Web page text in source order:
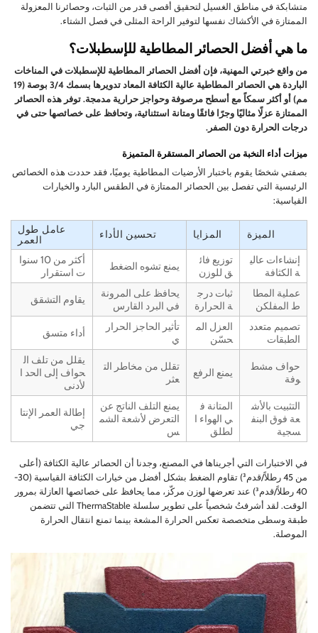
متشابكة في مناطق الغسيل لتحقيق أقصى قدر من الثبات، وحصائرنا المعزولة
الممتازة في الأكشاك نفسها لتوفير الراحة المثلى في فصل الشتاء.
ما هي أفضل الحصائر المطاطية للإسطبلات؟
من واقع خبرتي المهنية، فإن أفضل الحصائر المطاطية للإسطبلات في المناخات
الباردة هي الحصائر المطاطية عالية الكثافة المعاد تدويرها بسمك 3/4 بوصة (19
مم) أو أكثر سمكاً مع أسطح مرصوفة وحواجز حرارية مدمجة. توفر هذه الحصائر
الممتازة عزلًا مثاليًا وجرًا فائقًا ومتانة استثنائية، وتحافظ على خصائصها حتى في
درجات الحرارة دون الصفر.
ميزات أداء النخبة من الحصائر المستقرة المتميزة
بصفتي شخصًا يقوم باختبار الأرضيات المطاطية يوميًا، فقد حددت هذه الخصائص
الرئيسية التي تفصل بين الحصائر الممتازة في الطقس البارد والخيارات
القياسية:
الميزة المزايا تحسين الأداء
عامل طول
العمر
إنشاءات عالي
ة الكثافة
توزيع فائ
ق للوزن
يمنع تشوه الضغط
أكثر من 10 سنوا
ت استقرار
عملية المطا
ط المفلكن
ثبات درج
ة الحرارة
يحافظ على المرونة
في البرد القارس
يقاوم التشقق
تصميم متعدد
الطبقات
العزل الم
حسّن
تأثير الحاجز الحرار
ي
أداء متسق
حواف مشط
وفة
يمنع الرفع
تقلل من مخاطر الت
عثر
يقلل من تلف ال
حواف إلى الحد ا
لأدنى
التثبيت بالأش
عة فوق البنف
سجية
المتانة ف
ي الهواء ا
لطلق
يمنع التلف الناتج عن
التعرض لأشعة الشم
س
إطالة العمر الإنتا
جي
في الاختبارات التي أجريناها في المصنع، وجدنا أن الحصائر عالية الكثافة (أعلى
من 45 رطلاً/قدم³) تقاوم الضغط بشكل أفضل من خيارات الكثافة القياسية (30-
40 رطلاً/قدم³) عند تعرضها لوزن مركّز، مما يحافظ على خصائصها العازلة بمرور
الوقت. لقد أشرفتُ شخصياً على تطوير سلسلة ThermaStable التي تتضمن
طبقة وسطى متخصصة تعكس الحرارة المشعة بينما تمنع انتقال الحرارة
الموصلة.